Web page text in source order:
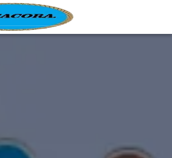
- Mapa Naval CABA